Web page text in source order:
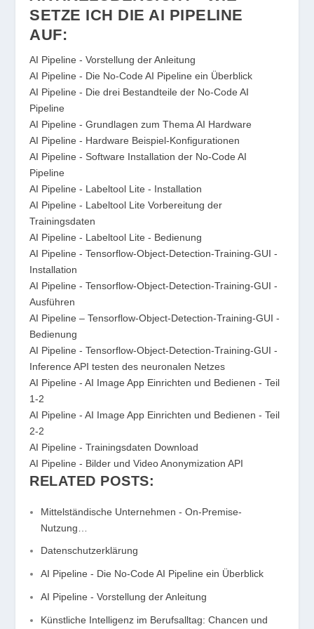
SETZE ICH DIE AI PIPELINE
AUF:
AI Pipeline - Vorstellung der Anleitung
AI Pipeline - Die No-Code AI Pipeline ein Überblick
AI Pipeline - Die drei Bestandteile der No-Code AI
Pipeline
AI Pipeline - Grundlagen zum Thema AI Hardware
AI Pipeline - Hardware Beispiel-Konfigurationen
AI Pipeline - Software Installation der No-Code AI
Pipeline
AI Pipeline - Labeltool Lite - Installation
AI Pipeline - Labeltool Lite Vorbereitung der
Trainingsdaten
AI Pipeline - Labeltool Lite - Bedienung
AI Pipeline - Tensorflow-Object-Detection-Training-GUI -
Installation
AI Pipeline - Tensorflow-Object-Detection-Training-GUI -
Ausführen
AI Pipeline – Tensorflow-Object-Detection-Training-GUI -
Bedienung
AI Pipeline - Tensorflow-Object-Detection-Training-GUI -
Inference API testen des neuronalen Netzes
AI Pipeline - AI Image App Einrichten und Bedienen - Teil
1-2
AI Pipeline - AI Image App Einrichten und Bedienen - Teil
2-2
AI Pipeline - Trainingsdaten Download
AI Pipeline - Bilder und Video Anonymization API
RELATED POSTS:
Mittelständische Unternehmen - On-Premise-
Nutzung…
Datenschutzerklärung
AI Pipeline - Die No-Code AI Pipeline ein Überblick
AI Pipeline - Vorstellung der Anleitung
Künstliche Intelligenz im Berufsalltag: Chancen und